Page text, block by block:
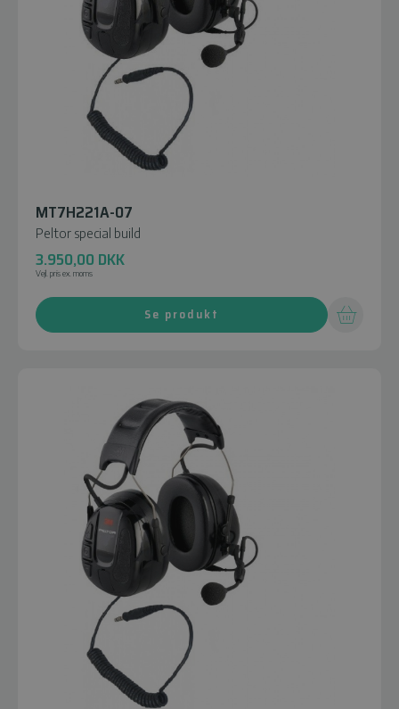
MT7H221A-07
Peltor special build
3.950,00 DKK
Vejl. pris ex. moms
Se produkt